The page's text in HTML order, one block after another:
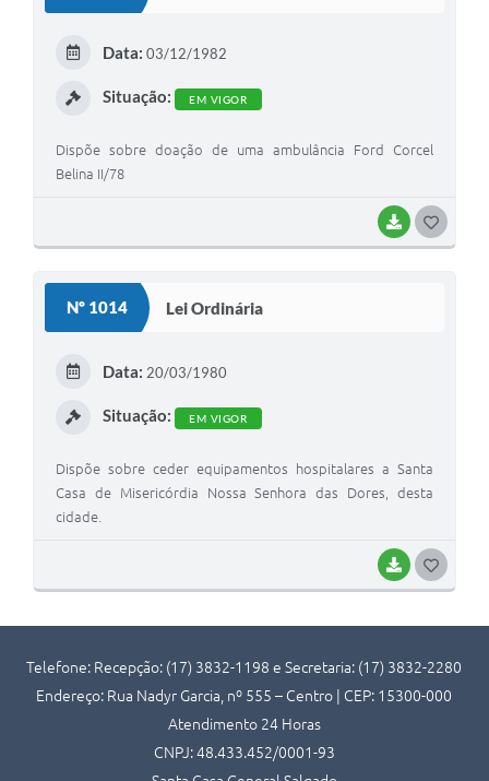
BAIXAR
Data: 03/12/1982
Situação: EM VIGOR
Dispõe sobre doação de uma ambulância Ford Corcel
Belina II/78
Nº 1014 Lei Ordinária
BAIXAR
T
E
Data: 20/03/1980
Situação: EM VIGOR
Dispõe sobre ceder equipamentos hospitalares a Santa
Casa de Misericórdia Nossa Senhora das Dores, desta
cidade.
Telefone: Recepção: (17) 3832-1198 e Secretaria: (17) 3832-2280
Endereço: Rua Nadyr Garcia, nº 555 – Centro | CEP: 15300-000
Atendimento 24 Horas
CNPJ: 48.433.452/0001-93